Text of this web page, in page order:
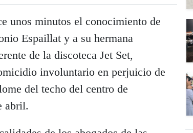
unos minutos el conocimiento de
Espaillat y a su hermana
de la discoteca Jet Set,
involuntario en perjuicio de
del techo del centro de
abril.